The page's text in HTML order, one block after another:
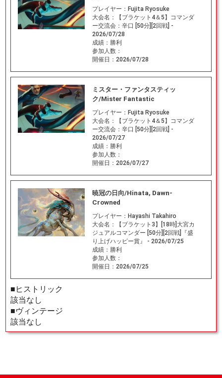
プレイヤー： Fujita Ryosuke
大会名：
【ブラケット4＆5】コマンダ
ー交流会：辛口 [50分][2回戦] -
2026/07/28
成績： 勝利
参加人数：
開催日： 2026/07/28
ミスター・ファンタスティッ
ク/Mister Fantastic
プレイヤー： Fujita Ryosuke
大会名：
【ブラケット4＆5】コマンダ
ー交流会：辛口 [50分][2回戦] -
2026/07/27
成績： 勝利
参加人数：
開催日： 2026/07/27
暁冠の日向/Hinata, Dawn-
Crowned
プレイヤー： Hayashi Takahiro
大会名：
【ブラケット3】[18時]大宮カ
ジュアルコマンダー [50分][2回戦]『盛
り上げハッピー賞』 - 2026/07/25
成績： 勝利
参加人数：
開催日： 2026/07/25
■ヒストリック
該当なし
■ヴィンテージ
該当なし